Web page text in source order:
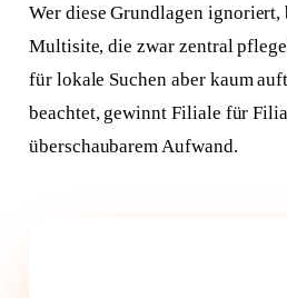
Wer diese Grundlagen ignoriert,
Multisite, die zwar zentral
für lokale Suchen aber kaum
beachtet, gewinnt Filiale für
überschaubarem Aufwand.